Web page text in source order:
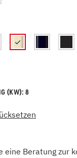
(KW): 8
eine Beratung zur